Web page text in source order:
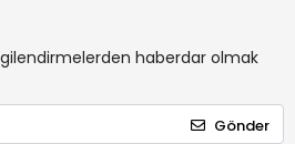
haberdar olmak
Gönder